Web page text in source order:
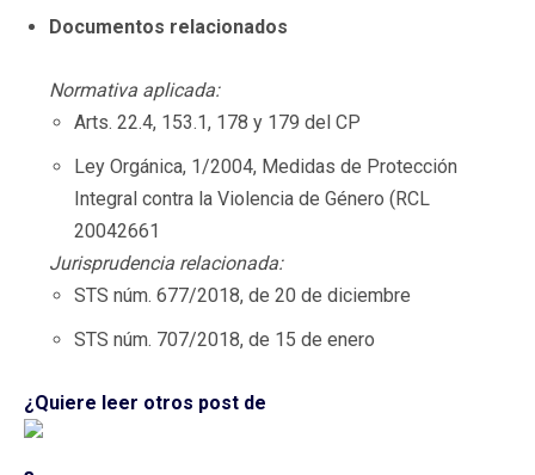
Documentos relacionados
Normativa aplicada:
Arts. 22.4, 153.1, 178 y 179 del CP
Ley Orgánica, 1/2004, Medidas de Protección
Integral contra la Violencia de Género (RCL
20042661
Jurisprudencia relacionada:
STS núm. 677/2018, de 20 de diciembre
STS núm. 707/2018, de 15 de enero
¿Quiere leer otros post de